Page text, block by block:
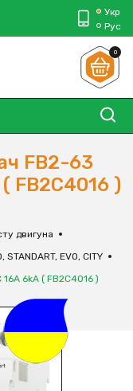
Укр
Рус
0
FB2-63
FB2C4016 )
двигуна
EVO, CITY
6kA ( FB2C4016 )